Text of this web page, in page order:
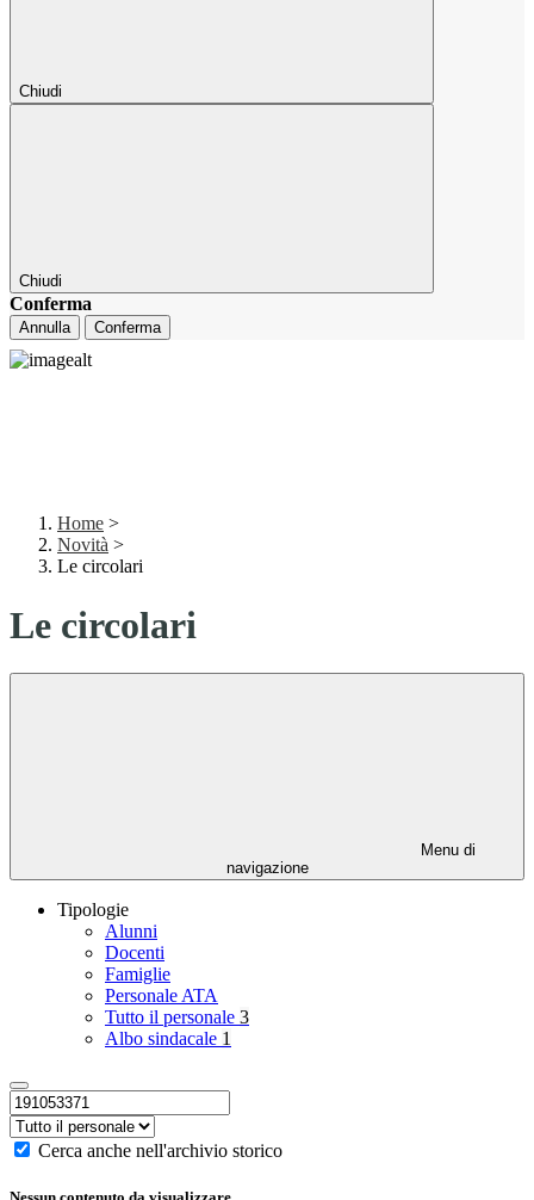
Chiudi
Chiudi
Conferma
Annulla Conferma
Home >
Novità >
Le circolari
Le circolari
Menu di
navigazione
Tipologie
Alunni
Docenti
Famiglie
Personale ATA
Tutto il personale 3
Albo sindacale 1
Cerca anche nell'archivio storico